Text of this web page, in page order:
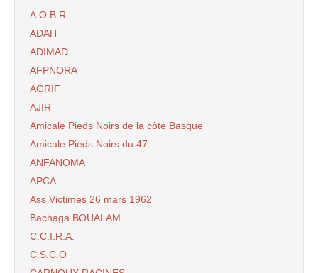
A.O.B.R
ADAH
ADIMAD
AFPNORA
AGRIF
AJIR
Amicale Pieds Noirs de la côte Basque
Amicale Pieds Noirs du 47
ANFANOMA
APCA
Ass Victimes 26 mars 1962
Bachaga BOUALAM
C.C.I.R.A.
C.S.C.O